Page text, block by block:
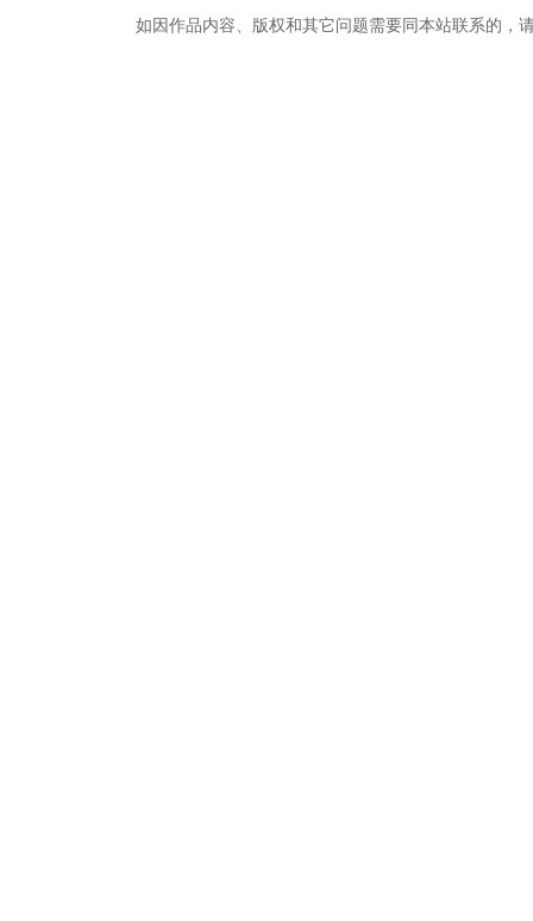
如因作品内容、版权和其它问题需要同本站联系的，